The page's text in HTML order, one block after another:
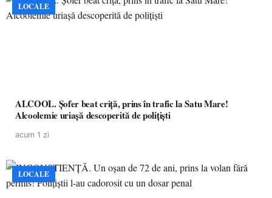
LOCALE
ALCOOL. Șofer beat criță, prins în trafic la Satu Mare!
Alcoolemie uriașă descoperită de polițiști
acum 1 zi
LOCALE